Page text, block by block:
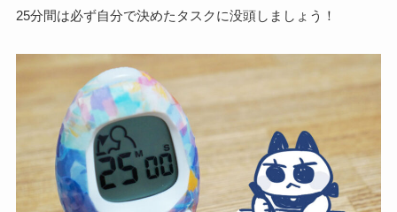
25分間は必ず自分で決めたタスクに没頭しましょう！